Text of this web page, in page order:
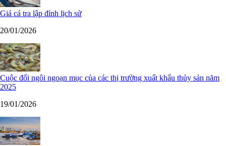
Giá cá tra lập đỉnh lịch sử
20/01/2026
Cuộc đổi ngôi ngoạn mục của các thị trường xuất khẩu thủy sản năm
2025
19/01/2026